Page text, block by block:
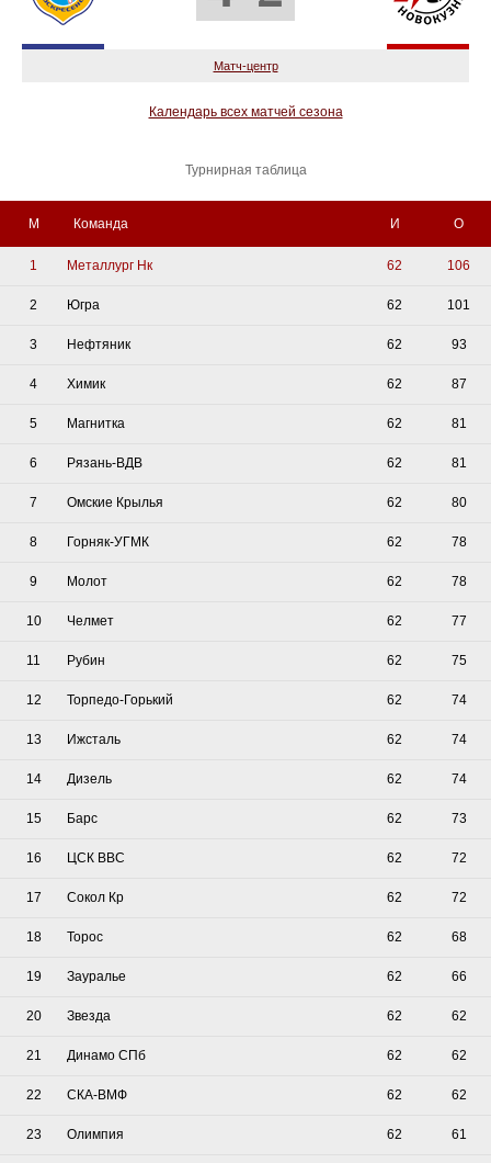
Матч-центр
Календарь всех матчей сезона
Турнирная таблица
М Команда И О
1 Металлург Нк 62 106
2 Югра 62 101
3 Нефтяник 62 93
4 Химик 62 87
5 Магнитка 62 81
6 Рязань-ВДВ 62 81
7 Омские Крылья 62 80
8 Горняк-УГМК 62 78
9 Молот 62 78
10 Челмет 62 77
11 Рубин 62 75
12 Торпедо-Горький 62 74
13 Ижсталь 62 74
14 Дизель 62 74
15 Барс 62 73
16 ЦСК ВВС 62 72
17 Сокол Кр 62 72
18 Торос 62 68
19 Зауралье 62 66
20 Звезда 62 62
21 Динамо СПб 62 62
22 СКА-ВМФ 62 62
23 Олимпия 62 61